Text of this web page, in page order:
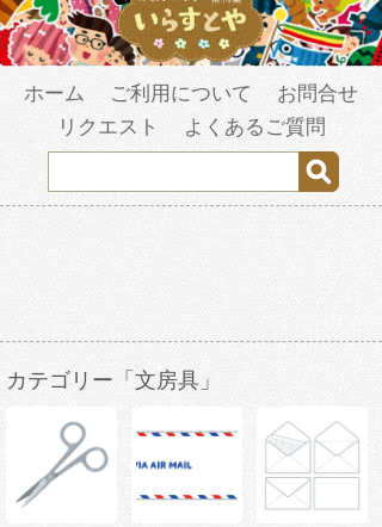
ホーム ご利用について
お問合せ
リクエスト
よくあるご質問
カテゴリー「文房具」